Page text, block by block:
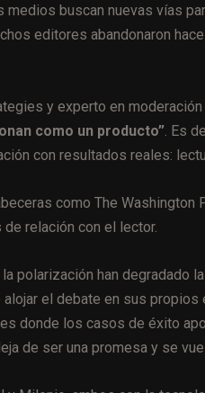
medios buscan nuevas vías
editores abandonaron
y experto en
como un producto”. Es
con resultados reales:
como The
relación con el lector.
polarización han
el debate en sus propios
donde los casos de éxito
de ser una promesa y se